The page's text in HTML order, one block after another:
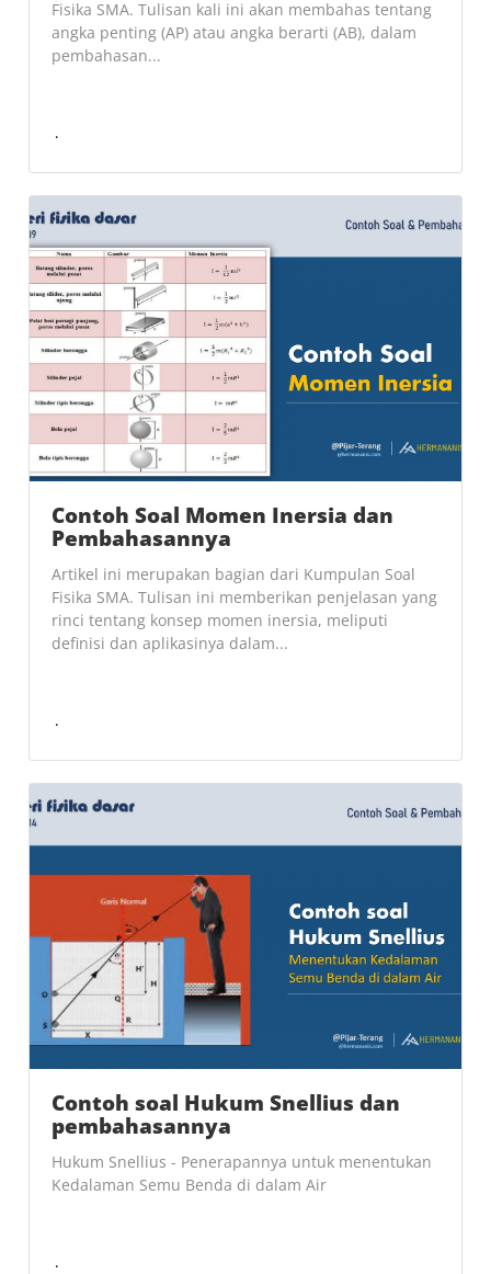
Fisika SMA. Tulisan kali ini akan membahas tentang
angka penting (AP) atau angka berarti (AB), dalam
pembahasan...
Contoh Soal Momen Inersia dan
Pembahasannya
Artikel ini merupakan bagian dari Kumpulan Soal
Fisika SMA. Tulisan ini memberikan penjelasan yang
rinci tentang konsep momen inersia, meliputi
definisi dan aplikasinya dalam...
Contoh soal Hukum Snellius dan
pembahasannya
Hukum Snellius - Penerapannya untuk menentukan
Kedalaman Semu Benda di dalam Air